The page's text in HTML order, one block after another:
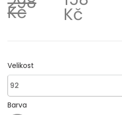
Kč Kč
Velikost
Barva